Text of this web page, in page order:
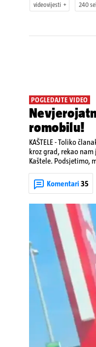
videovijesti 240
POGLEDAJTE VIDEO
romobilu!
KAŠTELE - Toliko
kroz grad, rekao
Kaštele. Podsjetimo,
zadobivenima u
Komentari 35